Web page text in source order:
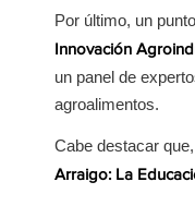
Por último, un
Innovación
un panel de
agroalimentos.
Cabe destacar
Arraigo: La